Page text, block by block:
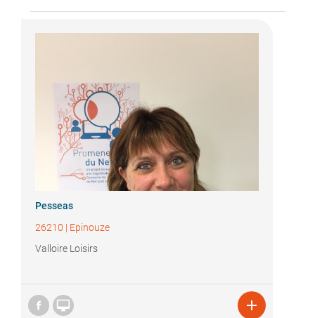
Pesseas
26210 | Epinouze
Valloire Loisirs
 